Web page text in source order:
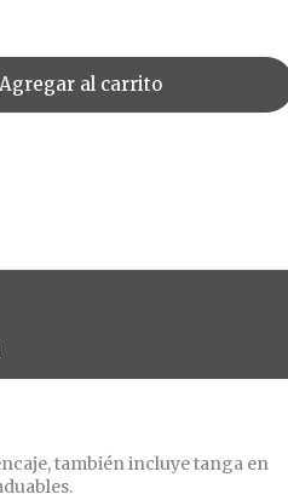
Agregar al carrito
también incluye tanga en